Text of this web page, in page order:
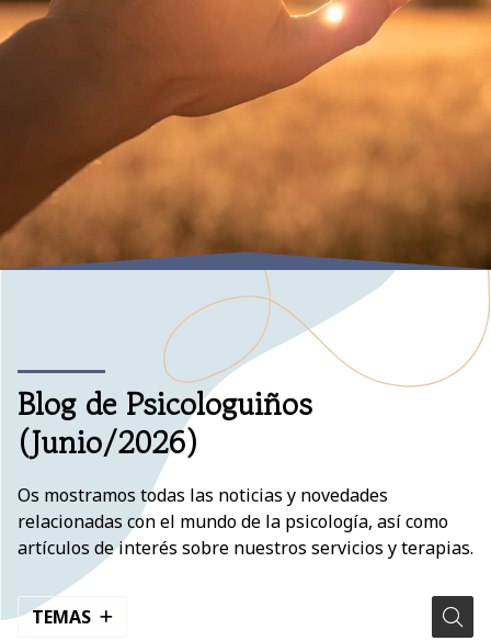
Blog de Psicologuiños
(Junio/2026)
Os mostramos todas las noticias y novedades
relacionadas con el mundo de la psicología, así como
artículos de interés sobre nuestros servicios y terapias.
TEMAS